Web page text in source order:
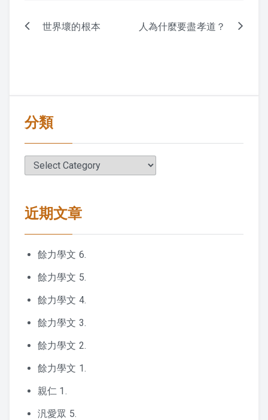
Post世界壞的根本 人為什麼要盡孝道？
分類
分
近期文章
餘力學文 6.
餘力學文 5.
餘力學文 4.
餘力學文 3.
餘力學文 2.
餘力學文 1.
親仁 1.
汎愛眾 5.